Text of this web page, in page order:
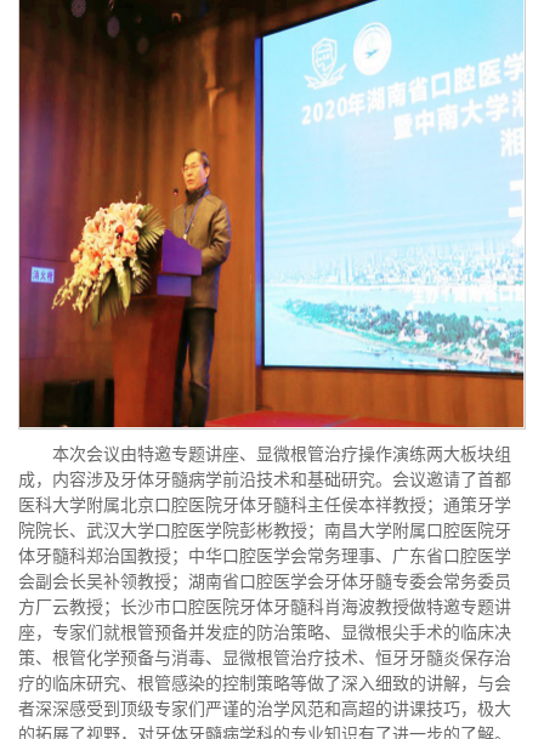
本次会议由特邀专题讲座、显微根管治疗操作演练两大板块组
成，内容涉及牙体牙髓病学前沿技术和基础研究。会议邀请了首都
医科大学附属北京口腔医院牙体牙髓科主任侯本祥教授；通策牙学
院院长、武汉大学口腔医学院彭彬教授；南昌大学附属口腔医院牙
体牙髓科郑治国教授；中华口腔医学会常务理事、广东省口腔医学
会副会长吴补领教授；湖南省口腔医学会牙体牙髓专委会常务委员
方厂云教授；长沙市口腔医院牙体牙髓科肖海波教授做特邀专题讲
座，专家们就根管预备并发症的防治策略、显微根尖手术的临床决
策、根管化学预备与消毒、显微根管治疗技术、恒牙牙髓炎保存治
疗的临床研究、根管感染的控制策略等做了深入细致的讲解，与会
者深深感受到顶级专家们严谨的治学风范和高超的讲课技巧，极大
的拓展了视野，对牙体牙髓病学科的专业知识有了进一步的了解。